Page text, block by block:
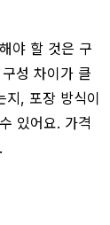
야 할 것은 구
성 차이가 클
지, 포장 방식이
있어요. 가격